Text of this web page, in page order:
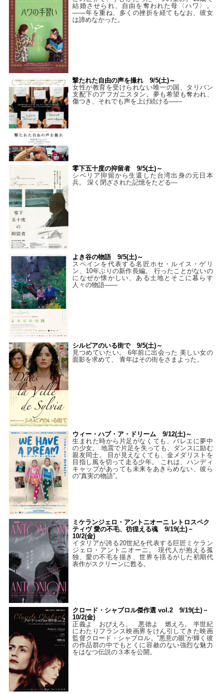
結婚させられ、自由を奪われた母〈ハワ〉。
——年を重ね、多くの挫折を経てもなお、彼女
は諦めなかった。
撃たれた自由の声を撮れ 9/5(土)～
女性が教育を受けられない唯一の国、タリバン
支配下のアフガニスタン。夢も希望も奪われ、
傷つき、それでも声を上げ続ける——
零下五十度の抑留者 9/5(土)～
シベリア抑留から生還した台湾出身の元日本
兵。 深く閉ざされた記憶をたどる—
よき谷の物語 9/5(土)～
スペインを代表する名匠ホセ・ルイス・ゲリ
ン、10年ぶりの新作長編。 行ったことがないの
になぜか懐かしい、ある土地とそこに暮らす
人々の物語――
シルビアのいる街で 9/5(土)～
見つめていたい。 6年前に出会った 美しい女の
面影を求めて、 青年はその街をさまよった。
ウィー・ハブ・ア・ドリーム 9/12(土)～
生まれた時から片足がなくても、バレエに夢中
の少女。 地震で片足を失っても、ダンスに励む
親友同士。 目が見えなくても、金メダリストを
目指し風を切って走る少年。 これは、ハンディ
キャップがあっても未来をあきらめない、彼ら
の“真実の物語”。
ミケランジェロ・アントニオーニ レトロスペク
ティヴ 愛の不毛、彷徨える魂 9/19(土)－
10/2(金)
イタリアが誇る20世紀を代表する巨匠ミケラン
ジェロ・アントニオーニ。 現代人が抱える孤
独、愛の不毛を描き、世界を揺るがした初期代
表作がスクリーンに甦る。
クロード・シャブロル傑作選 vol.2 9/19(土)－
10/2(金)
正義よ おびえろ。 悪徳よ 燃えろ。 半世紀
にわたりフランス映画界をけん引してきた映画
監督クロード・シャブロル。“悪意の眼”が輝く彼
の作品群の中でもとくに容赦のない強烈な魅力
をはなつ伝説の３本を公開。